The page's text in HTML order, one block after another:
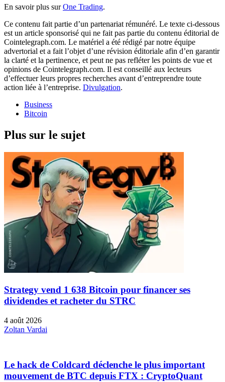
En savoir plus surOne Trading.
Ce contenu fait partie d’un partenariat rémunéré. Le texte ci-dessous
est un article sponsorisé qui ne fait pas partie du contenu éditorial de
Cointelegraph.com. Le matériel a été rédigé par notre équipe
advertorial et a fait l’objet d’une révision éditoriale afin d’en garantir
la clarté et la pertinence, et peut ne pas refléter les points de vue et
opinions de Cointelegraph.com. Il est conseillé aux lecteurs
d’effectuer leurs propres recherches avant d’entreprendre toute
action liée à l’entreprise. Divulgation.
Business
Bitcoin
Plus sur le sujet
Strategy vend 1 638 Bitcoin pour financer ses
dividendes et racheter du STRC
4 août 2026
Zoltan Vardai
Le hack de Coldcard déclenche le plus important
mouvement de BTC depuis FTX : CryptoQuant